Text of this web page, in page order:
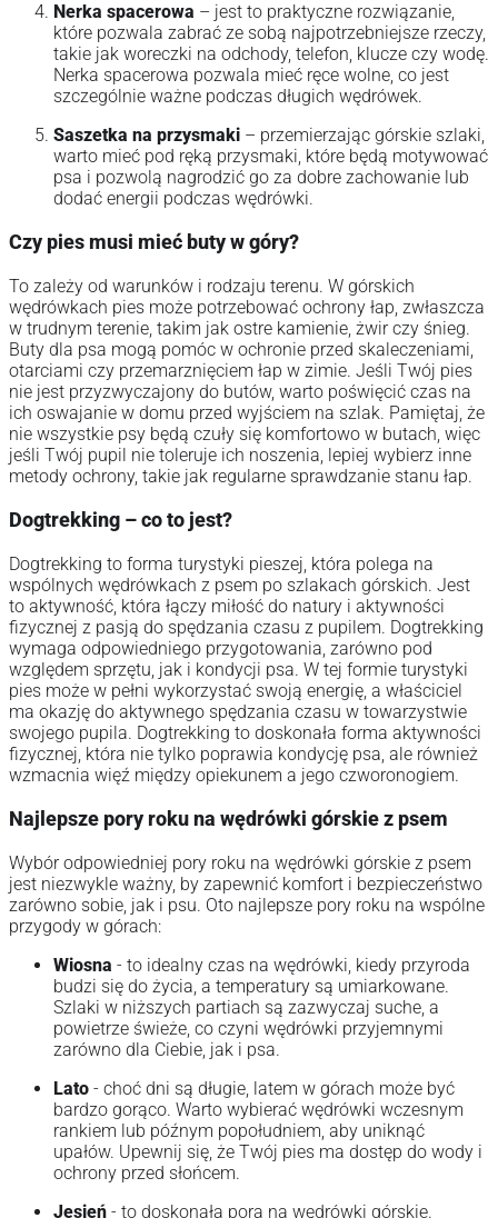
Nerka spacerowa – jest to praktyczne rozwiązanie,
które pozwala zabrać ze sobą najpotrzebniejsze rzeczy,
takie jak woreczki na odchody, telefon, klucze czy wodę.
Nerka spacerowa pozwala mieć ręce wolne, co jest
szczególnie ważne podczas długich wędrówek.
Saszetka na przysmaki – przemierzając górskie szlaki,
warto mieć pod ręką przysmaki, które będą motywować
psa i pozwolą nagrodzić go za dobre zachowanie lub
dodać energii podczas wędrówki.
Czy pies musi mieć buty w góry?
To zależy od warunków i rodzaju terenu. W górskich
wędrówkach pies może potrzebować ochrony łap, zwłaszcza
w trudnym terenie, takim jak ostre kamienie, żwir czy śnieg.
Buty dla psa mogą pomóc w ochronie przed skaleczeniami,
otarciami czy przemarznięciem łap w zimie. Jeśli Twój pies
nie jest przyzwyczajony do butów, warto poświęcić czas na
ich oswajanie w domu przed wyjściem na szlak. Pamiętaj, że
nie wszystkie psy będą czuły się komfortowo w butach, więc
jeśli Twój pupil nie toleruje ich noszenia, lepiej wybierz inne
metody ochrony, takie jak regularne sprawdzanie stanu łap.
Dogtrekking – co to jest?
Dogtrekking to forma turystyki pieszej, która polega na
wspólnych wędrówkach z psem po szlakach górskich. Jest
to aktywność, która łączy miłość do natury i aktywności
fizycznej z pasją do spędzania czasu z pupilem. Dogtrekking
wymaga odpowiedniego przygotowania, zarówno pod
względem sprzętu, jak i kondycji psa. W tej formie turystyki
pies może w pełni wykorzystać swoją energię, a właściciel
ma okazję do aktywnego spędzania czasu w towarzystwie
swojego pupila. Dogtrekking to doskonała forma aktywności
fizycznej, która nie tylko poprawia kondycję psa, ale również
wzmacnia więź między opiekunem a jego czworonogiem.
Najlepsze pory roku na wędrówki górskie z psem
Wybór odpowiedniej pory roku na wędrówki górskie z psem
jest niezwykle ważny, by zapewnić komfort i bezpieczeństwo
zarówno sobie, jak i psu. Oto najlepsze pory roku na wspólne
przygody w górach:
Wiosna - to idealny czas na wędrówki, kiedy przyroda
budzi się do życia, a temperatury są umiarkowane.
Szlaki w niższych partiach są zazwyczaj suche, a
powietrze świeże, co czyni wędrówki przyjemnymi
zarówno dla Ciebie, jak i psa.
Lato - choć dni są długie, latem w górach może być
bardzo gorąco. Warto wybierać wędrówki wczesnym
rankiem lub późnym popołudniem, aby uniknąć
upałów. Upewnij się, że Twój pies ma dostęp do wody i
ochrony przed słońcem.
Jesień - to doskonała pora na wędrówki górskie.